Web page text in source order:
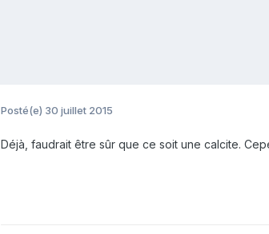
Posté(e) 30 juillet 2015
Déjà, faudrait être sûr que ce soit une calcite.